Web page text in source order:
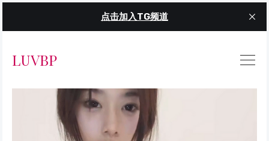
点击加入TG频道
LUVBP